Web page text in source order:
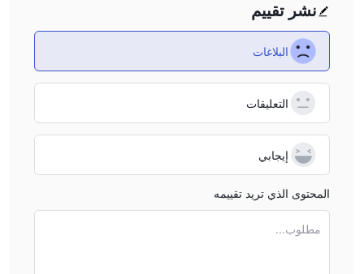
نشر تقييم
البلاغات
التعليقات
إيجابي
المحتوى الذي تريد تقييمه
مطلوب...